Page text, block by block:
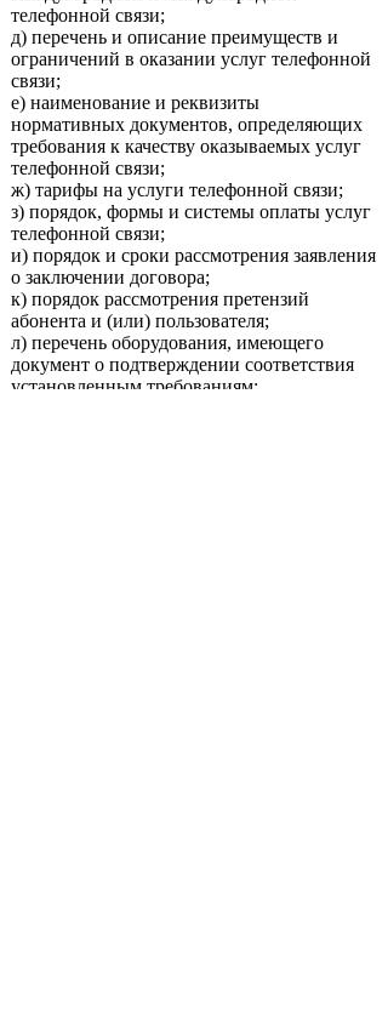
телефонной связи;
д) перечень и описание преимуществ и
ограничений в оказании услуг телефонной
связи;
е) наименование и реквизиты
нормативных документов, определяющих
требования к качеству оказываемых услуг
телефонной связи;
ж) тарифы на услуги телефонной связи;
з) порядок, формы и системы оплаты услуг
телефонной связи;
и) порядок и сроки рассмотрения заявления
о заключении договора;
к) порядок рассмотрения претензий
абонента и (или) пользователя;
л) перечень оборудования, имеющего
документ о подтверждении соответствия
установленным требованиям;